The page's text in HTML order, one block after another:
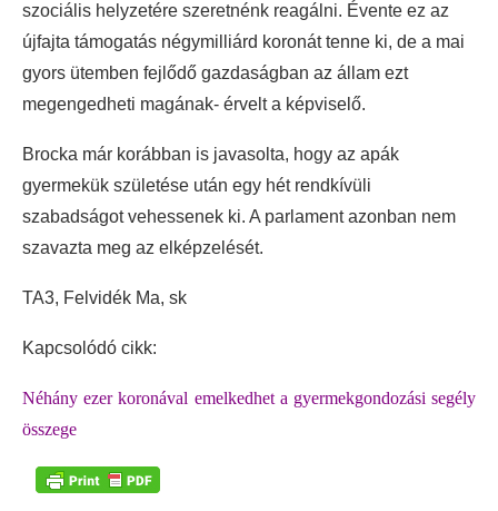
szociális helyzetére szeretnénk reagálni. Évente ez az
újfajta támogatás négymilliárd koronát tenne ki, de a mai
gyors ütemben fejlődő gazdaságban az állam ezt
megengedheti magának- érvelt a képviselő.
Brocka már korábban is javasolta, hogy az apák
gyermekük születése után egy hét rendkívüli
szabadságot vehessenek ki. A parlament azonban nem
szavazta meg az elképzelését.
TA3, Felvidék Ma, sk
Kapcsolódó cikk:
Néhány ezer koronával emelkedhet a gyermekgondozási segély
összege